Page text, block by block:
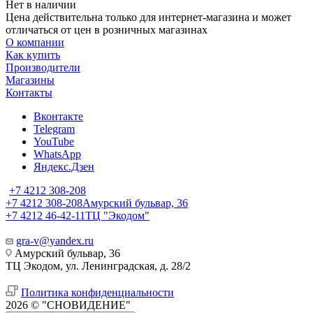
Нет в наличии
Цена действительна только для интернет-магазина и может
отличаться от цен в розничных магазинах
О компании
Как купить
Производители
Магазины
Контакты
Вконтакте
Telegram
YouTube
WhatsApp
Яндекс.Дзен
+7 4212 308-208
+7 4212 308-208Амурский бульвар, 36
+7 4212 46-42-11ТЦ "Экодом"
gra-v@yandex.ru
Амурский бульвар, 36
ТЦ Экодом, ул. Ленинградская, д. 28/2
Политика конфиденциальности
2026 © "СНОВИДЕНИЕ"